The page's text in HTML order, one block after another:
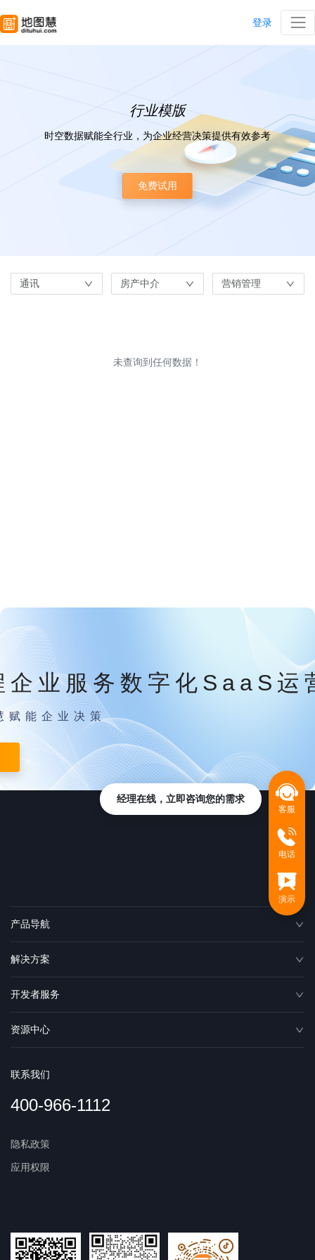
登录
行业模版
时空数据赋能全行业，为企业经营决策提供有效参考
免费试用
通讯 房产中介 营销管理
未查询到任何数据！
企业服务数字化SaaS运
赋能企业决策
产品导航
解决方案
开发者服务
资源中心
联系我们
400-966-1112
隐私政策
应用权限
客服
电话
演示
经理在线，立即咨询您的需求